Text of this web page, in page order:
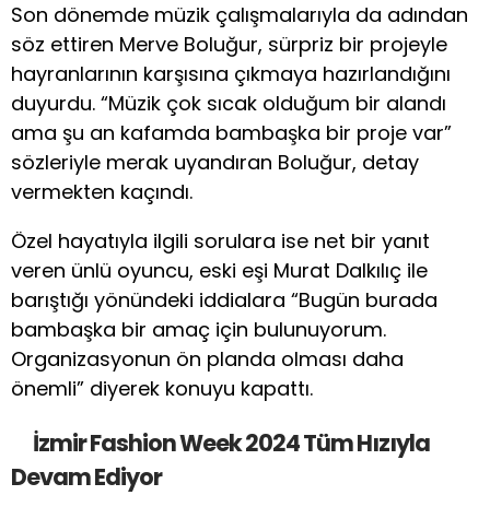
Son dönemde müzik çalışmalarıyla da adından
söz ettiren Merve Boluğur, sürpriz bir projeyle
hayranlarının karşısına çıkmaya hazırlandığını
duyurdu. “Müzik çok sıcak olduğum bir alandı
ama şu an kafamda bambaşka bir proje var”
sözleriyle merak uyandıran Boluğur, detay
vermekten kaçındı.
Özel hayatıyla ilgili sorulara ise net bir yanıt
veren ünlü oyuncu, eski eşi Murat Dalkılıç ile
barıştığı yönündeki iddialara “Bugün burada
bambaşka bir amaç için bulunuyorum.
Organizasyonun ön planda olması daha
önemli” diyerek konuyu kapattı.
İzmir Fashion Week 2024 Tüm Hızıyla
Devam Ediyor